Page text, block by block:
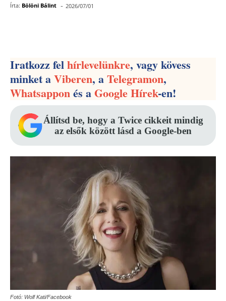
Írta: Bölöni Bálint - 2026/07/01
Iratkozz felhírlevelünkre, vagy kövess
minket aViberen, aTelegramon,
Whatsapponés aGoogle Hírek-en!
Állítsd be, hogy a Twice cikkeit mindig
az elsők között lásd a Google-ben
Fotó: Wolf Kati/Facebook